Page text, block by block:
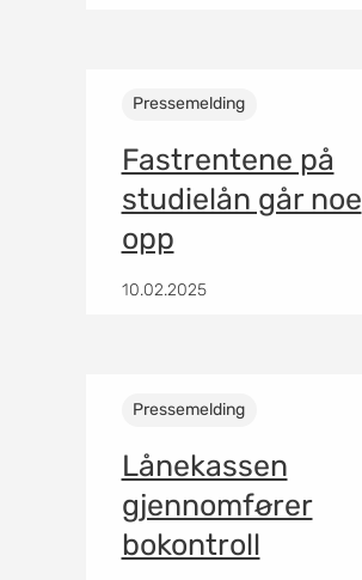
Pressemelding
Fastrentene på
studielån går noe
opp
10.02.2025
Pressemelding
Lånekassen
gjennomfører
bokontroll